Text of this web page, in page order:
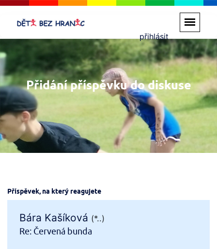
přihlásit
Přidání příspěvku do diskuse
Příspěvek, na který reagujete
Bára Kašíková (*..)
Re: Červená bunda